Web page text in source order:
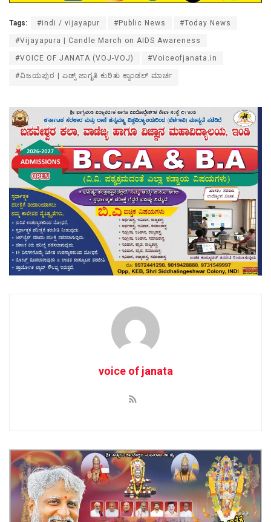
Tags: #indi / vijayapur #Public News #Today News
#Vijayapura | Candle March on AIDS Awareness
#VOICE OF JANATA (VOJ-VOJ) #Voiceofjanata.in
#ವಿಜಯಪುರ | ಏಡ್ಸ್ ಜಾಗೃತಿ ಕುರಿತು ಕ್ಯಾಂಡಲ್ ಮಾರ್ಚ
voice of janata